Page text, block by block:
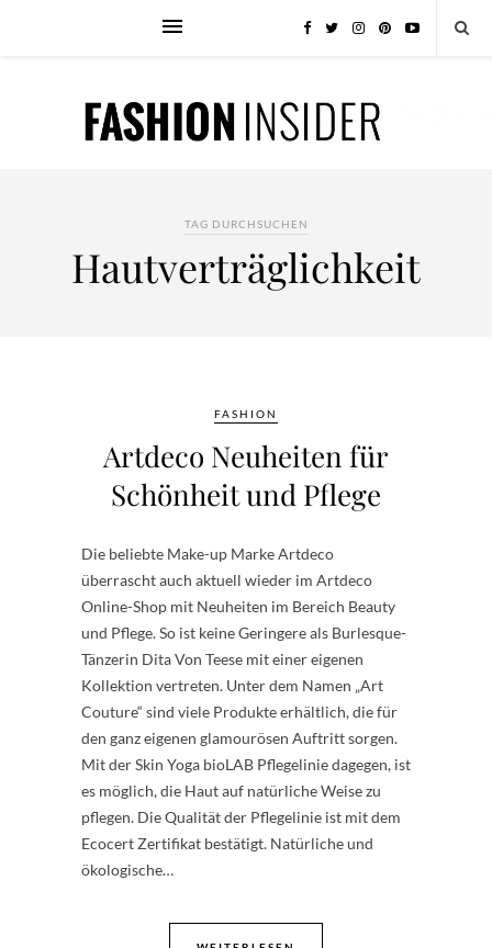
TAG DURCHSUCHEN
Hautverträglichkeit
FASHION
Artdeco Neuheiten für
Schönheit und Pflege
Die beliebte Make-up Marke Artdeco
überrascht auch aktuell wieder im Artdeco
Online-Shop mit Neuheiten im Bereich Beauty
und Pflege. So ist keine Geringere als Burlesque-
Tänzerin Dita Von Teese mit einer eigenen
Kollektion vertreten. Unter dem Namen „Art
Couture“ sind viele Produkte erhältlich, die für
den ganz eigenen glamourösen Auftritt sorgen.
Mit der Skin Yoga bioLAB Pflegelinie dagegen, ist
es möglich, die Haut auf natürliche Weise zu
pflegen. Die Qualität der Pflegelinie ist mit dem
Ecocert Zertifikat bestätigt. Natürliche und
ökologische…